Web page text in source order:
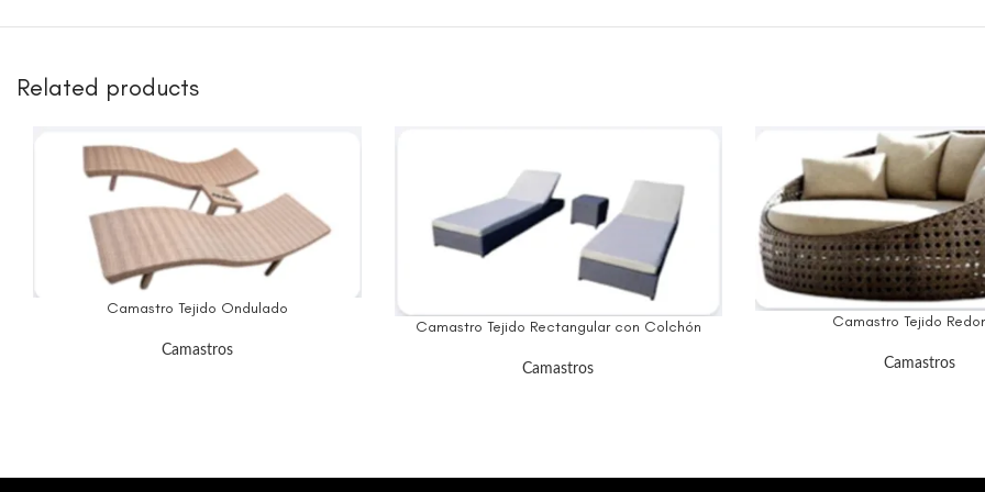
Related products
Camastro Tejido Ondulado
Camastros
Camastro Tejido Rectangular con Colchón
Camastros
Camastro Tejido
Camastros